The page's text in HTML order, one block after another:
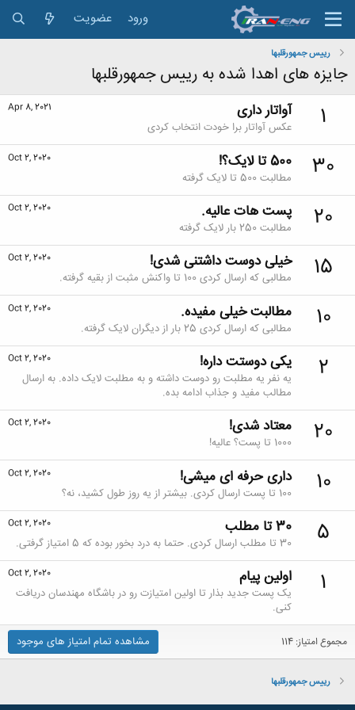
ورود عضویت
رییس جمهورقلبها
جایزه های اهدا شده به رییس جمهورقلبها
1
Apr 8, 2021 آواتار داری
عکس آواتار برا خودت انتخاب کردی
30
Oct 2, 2020 500 تا لایک؟!
مطالبت 500 تا لایک گرفته
20
Oct 2, 2020 پست هات عالیه.
مطالبت 250 بار لایک گرفته
15
Oct 2, 2020 خیلی دوست داشتنی شدی!
مطالبی که ارسال کردی 100 تا واکنش مثبت از بقیه گرفته.
10
Oct 2, 2020 مطالبت خیلی مفیده.
مطالبی که ارسال کردی 25 بار از دیگران لایک گرفته.
2
Oct 2, 2020 یکی دوستت داره!
یه نفر یه مطلبت رو دوست داشته و به مطلبت لایک داده. به ارسال
مطالب مفید و جذاب ادامه بده.
20
Oct 2, 2020 معتاد شدی!
1000 تا پست؟ عالیه!
10
Oct 2, 2020 داری حرفه ای میشی!
100 تا پست ارسال کردی. بیشتر از یه روز طول کشید، نه؟
5
Oct 2, 2020 30 تا مطلب
30 تا مطلب ارسال کردی. حتما به درد بخور بوده که 5 امتیاز گرفتی.
1
Oct 2, 2020 اولین پیام
یک پست جدید بذار تا اولین امتیازت رو در باشگاه مهندسان دریافت
کنی.
مجموع امتیاز: 114 مشاهده تمام امتیاز های موجود
رییس جمهورقلبها